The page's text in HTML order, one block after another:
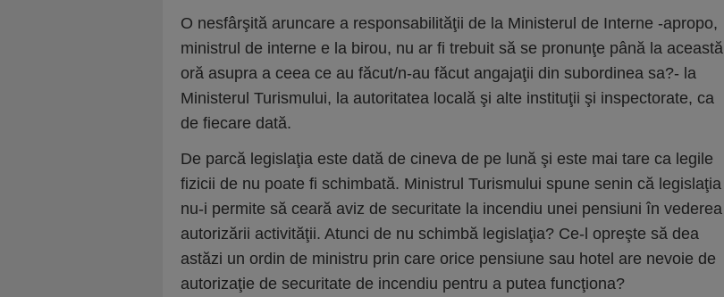
O nesfârşită aruncare a responsabilităţii de la Ministerul de Interne -apropo,
ministrul de interne e la birou, nu ar fi trebuit să se pronunţe până la această
oră asupra a ceea ce au făcut/n-au făcut angajaţii din subordinea sa?- la
Ministerul Turismului, la autoritatea locală şi alte instituţii şi inspectorate, ca
de fiecare dată.
De parcă legislaţia este dată de cineva de pe lună şi este mai tare ca legile
fizicii de nu poate fi schimbată. Ministrul Turismului spune senin că legislaţia
nu-i permite să ceară aviz de securitate la incendiu unei pensiuni în vederea
autorizării activităţii. Atunci de nu schimbă legislaţia? Ce-l opreşte să dea
astăzi un ordin de ministru prin care orice pensiune sau hotel are nevoie de
autorizaţie de securitate de incendiu pentru a putea funcţiona?